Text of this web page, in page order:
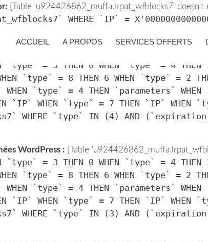
[Table 'u924426862_muffa.lrpat_wfblocks7' doesn't
WHERE `IP` =
WordPress :
`type` = 3 THEN 0 WHEN `type` = 4
`type` = 8 THEN 6 WHEN `type` = 2
WHEN `type` = 4 THEN `parameters`
`IP` WHEN `type` = 7 THEN `IP`
WHERE `type` IN (4) AND
WordPress : [Table
`type` = 3 THEN 0 WHEN `type` = 4
`type` = 8 THEN 6 WHEN `type` = 2
WHEN `type` = 4 THEN `parameters`
`IP` WHEN `type` = 7 THEN `IP`
WHERE `type` IN (3) AND
ACCUEIL A PROPOS SERVICES OFFERTS